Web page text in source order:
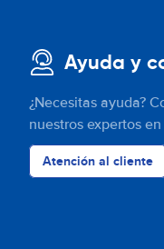
Ayuda y
¿Necesitas ayuda?
nuestros expertos
Atención al cliente